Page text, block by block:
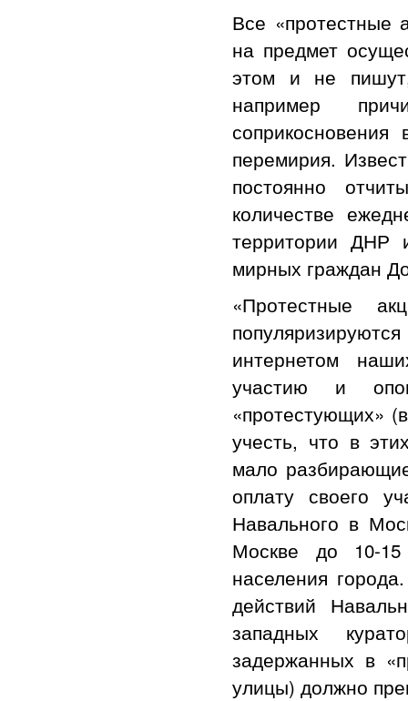
Все «протестные
на предмет
этом и не
например
перемирия.
постоянно
количестве
территории ДНР
мирных граждан
«Протестные
интернетом
участию и
«протестующих»
учесть, что в
мало
оплату своего
Навального в
Москве до 10-
населения
действий
западных
задержанных в
улицы) должно